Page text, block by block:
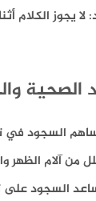
لا يجوز الكلام
الصحية
السجود في
من آلام الظهر
السجود على